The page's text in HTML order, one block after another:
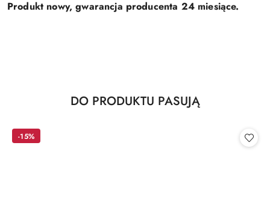
Produkt nowy, gwarancja producenta 24 miesiące.
Pomiń karuzelę produktów
Produkty
DO PRODUKTU PASUJĄ
-15%